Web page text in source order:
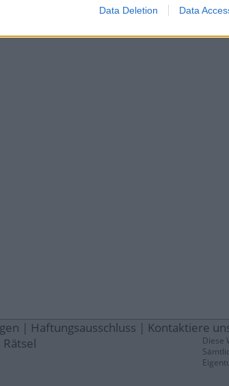
Data Deletion Data
GEHEN SIE ZURÜCK
| Haftungsausschluss | Kontaktiere
Rätsel
Diese